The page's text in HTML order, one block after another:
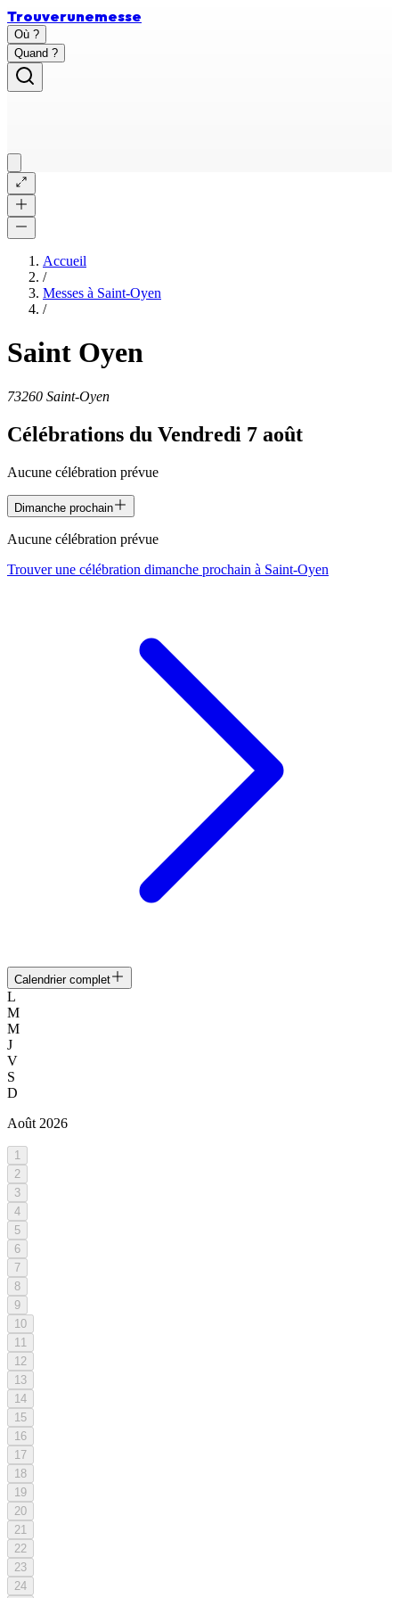
Trouverunemesse
Où ?
Quand ?
Accueil
/
Messes à Saint-Oyen
/
Saint Oyen
73260 Saint-Oyen
Célébrations du Vendredi 7 août
Aucune célébration prévue
Dimanche prochain
Aucune célébration prévue
Trouver une célébration dimanche prochain à Saint-Oyen
Calendrier complet
L
M
M
J
V
S
D
Août 2026
1
2
3
4
5
6
7
8
9
10
11
12
13
14
15
16
17
18
19
20
21
22
23
24